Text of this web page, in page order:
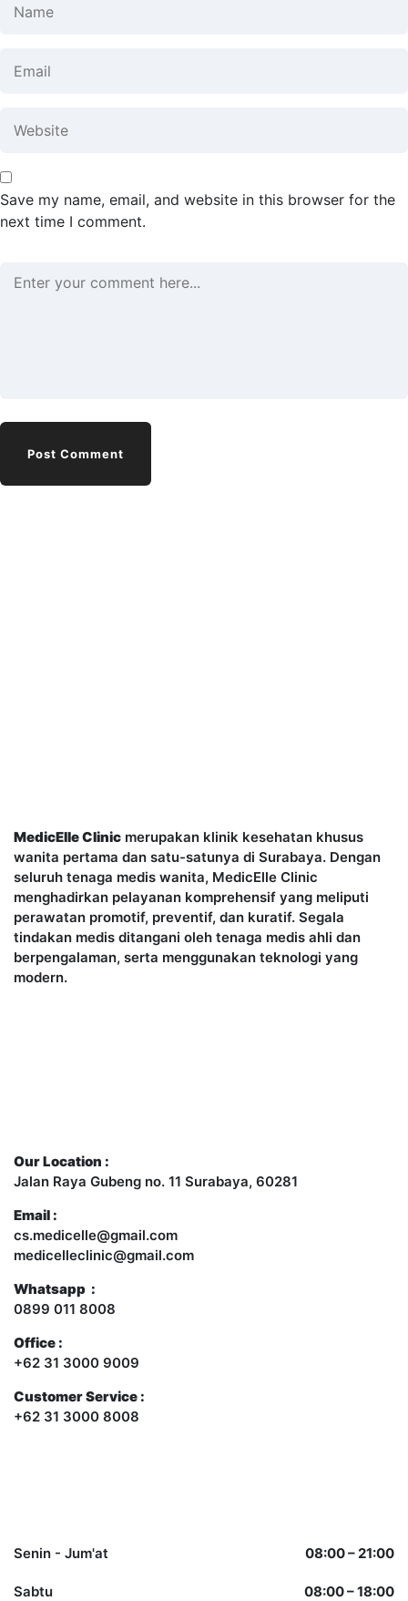
Save my name, email, and website in this browser for the
next time I comment.
MedicElle Clinic merupakan klinik kesehatan khusus
wanita pertama dan satu-satunya di Surabaya. Dengan
seluruh tenaga medis wanita, MedicElle Clinic
menghadirkan pelayanan komprehensif yang meliputi
perawatan promotif, preventif, dan kuratif. Segala
tindakan medis ditangani oleh tenaga medis ahli dan
berpengalaman, serta menggunakan teknologi yang
modern.
Our Location :
Jalan Raya Gubeng no. 11 Surabaya, 60281
Email :
cs.medicelle@gmail.com
medicelleclinic@gmail.com
Whatsapp :
0899 011 8008
Office :
+62 31 3000 9009
Customer Service :
+62 31 3000 8008
Senin - Jum'at 08:00 – 21:00
Sabtu 08:00 – 18:00